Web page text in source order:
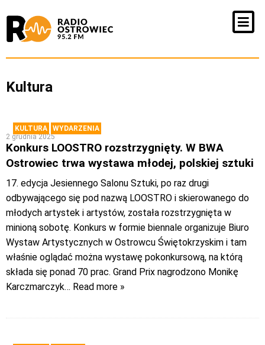
Kultura
KULTURA
WYDARZENIA
2 grudnia 2025
Konkurs LOOSTRO rozstrzygnięty. W BWA
Ostrowiec trwa wystawa młodej, polskiej sztuki
17. edycja Jesiennego Salonu Sztuki, po raz drugi
odbywającego się pod nazwą LOOSTRO i skierowanego do
młodych artystek i artystów, została rozstrzygnięta w
minioną sobotę. Konkurs w formie biennale organizuje Biuro
Wystaw Artystycznych w Ostrowcu Świętokrzyskim i tam
właśnie oglądać można wystawę pokonkursową, na którą
składa się ponad 70 prac. Grand Prix nagrodzono Monikę
Karczmarczyk… Read more »